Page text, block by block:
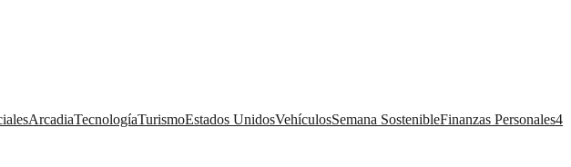
ArcadiaTecnologíaTurismoEstados UnidosVehículosSemana SostenibleFinanzas Personales4